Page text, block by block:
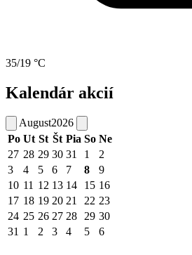
35/19 °C
Kalendár akcií
August2026
Po Ut St Št Pia So Ne
27 28 29 30 31 1
2
3
4 5 6 7 8
9
10 11 12 13 14 15 16
17 18 19 20 21 22 23
24 25 26 27 28 29 30
31 1 2 3 4 5 6